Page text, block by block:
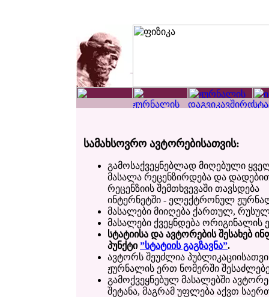
სამახსოვრო ავტორებისათვის:
გამოსაქვეყნებლად მიღებული
მასალა რეცენზირდება და
რეცენზიის შემთხვევაში თავსდება
ინტერნეტში - ელექტრონულ
მასალები მიიღება ქართულ, რუსულ
მასალები ქვეყნდება ორიგინალის
სტატიისა და ავტორების შესახებ
პუნქტი”სტატიის გაგზავნა”.
ავტორს შეუძლია
ჟურნალის ერთ ნომერში
გამოქვეყნებულ მასალებში
შეტანა, მაგრამ უფლება აქვთ